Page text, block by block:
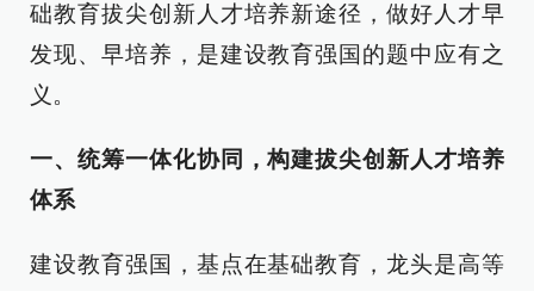
础教育拔尖创新人才培养新途径，做好人才早
发现、早培养，是建设教育强国的题中应有之
义。
一、统筹一体化协同，构建拔尖创新人才培养
体系
建设教育强国，基点在基础教育，龙头是高等